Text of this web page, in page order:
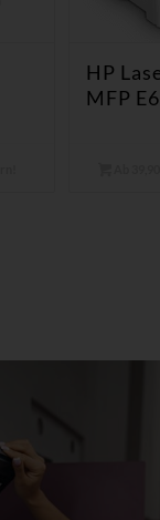
HP
MFP